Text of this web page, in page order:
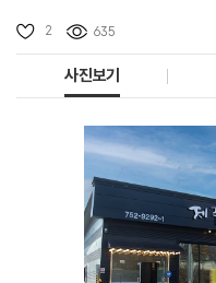
2 635
사진보기